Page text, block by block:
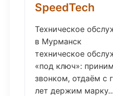
SpeedTech
Техническое
в Мурманск
техническое
«под ключ»:
звонком, отдаём с
лет держим